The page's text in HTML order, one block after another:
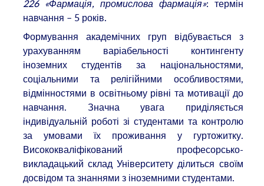
226 «Фармація, промислова фармація»: термін
навчання – 5 років.
Формування академічних груп відбувається з
урахуванням варіабельності контингенту
іноземних студентів за національностями,
соціальними та релігійними особливостями,
відмінностями в освітньому рівні та мотивації до
навчання. Значна увага приділяється
індивідуальній роботі зі студентами та контролю
за умовами їх проживання у гуртожитку.
Висококваліфікований професорсько-
викладацький склад Університету ділиться своїм
досвідом та знаннями з іноземними студентами.